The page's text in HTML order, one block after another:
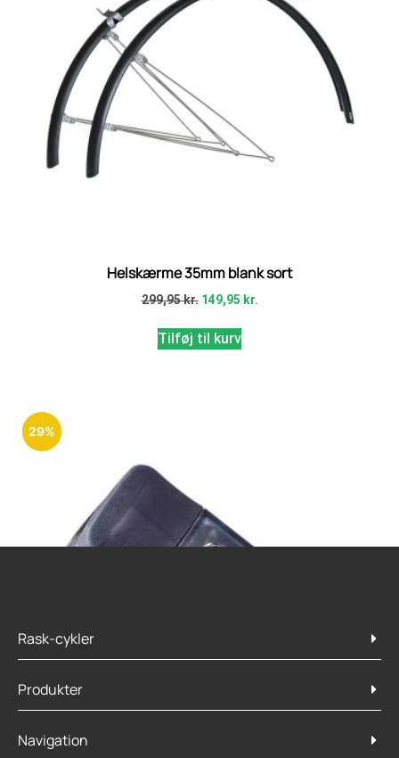
Helskærme 35mm blank sort
299,95kr. 149,95 kr.
Tilføj til kurv
29%
Rask-cykler
Produkter
Navigation